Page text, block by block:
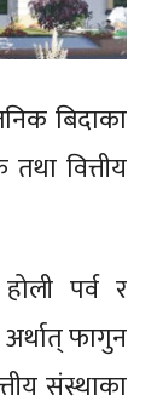
बिदाका
वित्तीय
पर्व र
अर्थात् फागुन
संस्थाका